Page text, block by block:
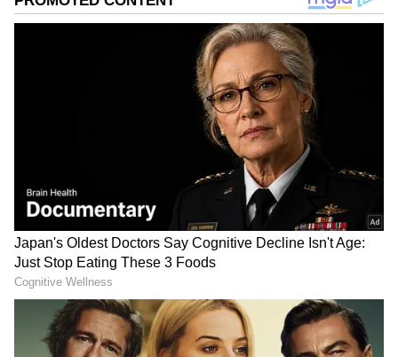
தொட இருக்கின்றனர். 2026 ஆம் ஆண்டின்
இரண்டாவது பாதியான ஆறு மாதங்களும் 6
ராசிக்காரர்கள் சாதகமான பலன்களை பெற
உள்ளனர். அதுகுறித்து இந்த பதிவில்
Numerology: இந்த தேதிகளில்
பிறந்தவர்களுக்கு காதல் சுத்தமா செட்
ஆகாது.! எத்தனை பேரை லவ்
பண்ணாலும் பிரேக்-அப் நடக்குமாம்.!
Add Asianetnews Tamil as a Preferred
Source